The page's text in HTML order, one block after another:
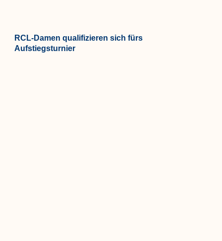
RCL-Damen qualifizieren sich fürs
Aufstiegsturnier